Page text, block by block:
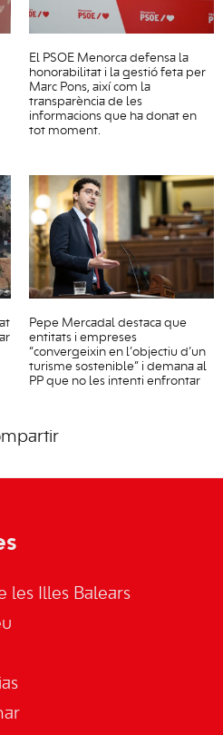
El PSOE Menorca defensa la
honorabilitat i la gestió feta per
Marc Pons, així com la
transparència de les
informacions que ha donat en
tot moment.
Pepe Mercadal destaca que
entitats i empreses
“convergeixin en l’objectiu d’un
turisme sostenible” i demana al
PP que no les intenti enfrontar
les Illes Balears